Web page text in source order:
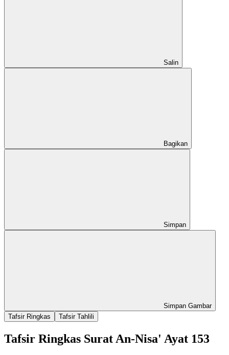
Salin
Bagikan
Simpan
Simpan Gambar
Tafsir Ringkas
Tafsir Tahlili
Tafsir Ringkas Surat An-Nisa' Ayat 153